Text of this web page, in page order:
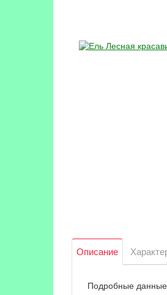
Описание
Подробные данные